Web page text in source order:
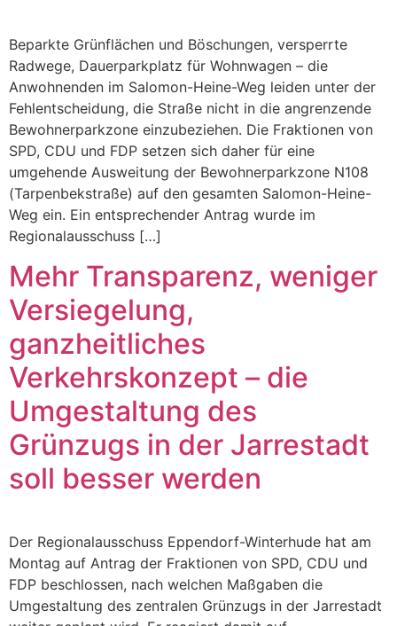
Beparkte Grünflächen und Böschungen, versperrte
Radwege, Dauerparkplatz für Wohnwagen – die
Anwohnenden im Salomon-Heine-Weg leiden unter der
Fehlentscheidung, die Straße nicht in die angrenzende
Bewohnerparkzone einzubeziehen. Die Fraktionen von
SPD, CDU und FDP setzen sich daher für eine
umgehende Ausweitung der Bewohnerparkzone N108
(Tarpenbekstraße) auf den gesamten Salomon-Heine-
Weg ein. Ein entsprechender Antrag wurde im
Regionalausschuss […]
Mehr Transparenz, weniger
Versiegelung,
ganzheitliches
Verkehrskonzept – die
Umgestaltung des
Grünzugs in der Jarrestadt
soll besser werden
Der Regionalausschuss Eppendorf-Winterhude hat am
Montag auf Antrag der Fraktionen von SPD, CDU und
FDP beschlossen, nach welchen Maßgaben die
Umgestaltung des zentralen Grünzugs in der Jarrestadt